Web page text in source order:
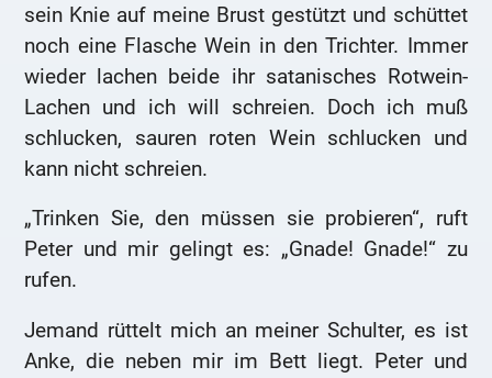
sein Knie auf meine Brust gestützt und schüttet
noch eine Flasche Wein in den Trichter. Immer
wieder lachen beide ihr satanisches Rotwein-
Lachen und ich will schreien. Doch ich muß
schlucken, sauren roten Wein schlucken und
kann nicht schreien.
„Trinken Sie, den müssen sie probieren“, ruft
Peter und mir gelingt es: „Gnade! Gnade!“ zu
rufen.
Jemand rüttelt mich an meiner Schulter, es ist
Anke, die neben mir im Bett liegt. Peter und